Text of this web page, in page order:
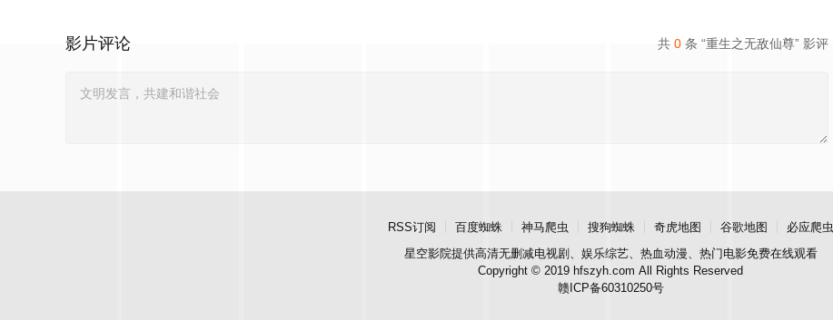
共 0 条 “重生之无敌仙尊” 影评
影片评论
RSS订阅 百度蜘蛛 神马爬虫 搜狗蜘蛛 奇虎地图 谷歌地图
必应爬虫
星空影院提供高清无删减电视剧、娱乐综艺、热血动漫、热门电影免费在线观看
Copyright © 2019 hfszyh.com All Rights Reserved
赣ICP备60310250号